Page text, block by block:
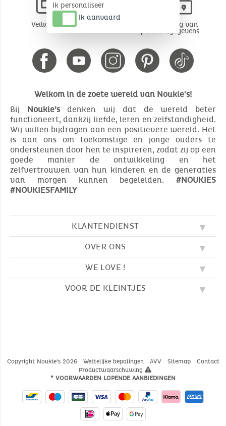
Veilige betaling Bescherming van
persoonsgegevens
Welkom in de zoete wereld van Noukie's!
Bij Noukie’sdenken wij dat de wereld beter
functioneert, dankzij liefde, leren en zelfstandigheid.
Wij willen bijdragen aan een positievere wereld. Het
is aan ons om toekomstige en jonge ouders te
ondersteunen door hen te inspireren, zodat zij op een
goede manier de ontwikkeling en het
zelfvertrouwen van hun kinderen en de generaties
van morgen kunnen begeleiden. #NOUKIES
#NOUKIESFAMILY
KLANTENDIENST
FAQ
CONTACTEER ONS
AVV
OVER ONS
ONZE WAARDEN
ONS VERHAAL
WE LOVE !
BORDUURWERK
VOOR DE KLEINTJES
Copyright Noukie's 2026 Wettelijke bepalingen AVV Sitemap
Contact
Productwaarschuwing
* VOORWAARDEN LOPENDE AANBIEDINGEN
Ik personaliseer
Ik aanvaard